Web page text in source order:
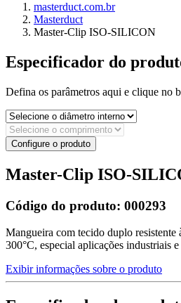
masterduct.com.br
Masterduct
Master-Clip ISO-SILICON
Especificador do
Defina os parâmetros aqui e clique no
Configure o produto
Master-Clip ISO-
Código do produto: 000293
Mangueira com tecido duplo resistente
300°C, especial aplicações industriais
Exibir informações sobre o produto